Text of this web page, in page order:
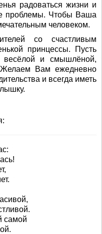
радоваться жизни и
проблемы. Чтобы Ваша
человеком.
со счастливым
принцессы. Пусть
весёлой и смышлёной,
Желаем Вам ежедневно
и всегда иметь
самой